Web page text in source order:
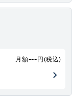
月額--- 円(税込)